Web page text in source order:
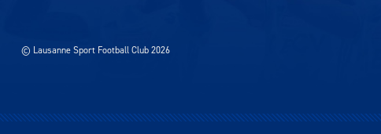
© Lausanne Sport Football Club 2026